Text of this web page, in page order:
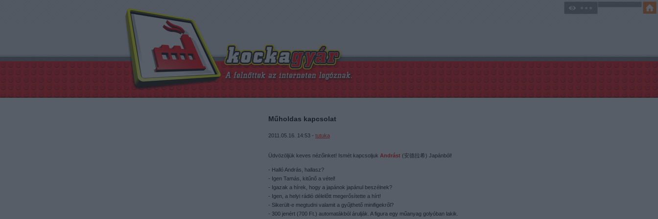
Műholdas kapcsolat
2011.05.16. 14:53 - tutuka
Üdvözöljük keves nézőinket! Ismét kapcsoljuk Andrást(安德拉希) Japánból!
- Halló András, hallasz?
- Igen Tamás, kitűnő a vétel!
- Igazak a hírek, hogy a japánok japánul beszélnek?
- Igen, a helyi rádió délelőtt megerősítette a hírt!
- Sikerült-e megtudni valamit a gyűjthető minifigekről?
- 300 jenért (700 Ft.) automatákból árulják. A figura egy műanyag golyóban lakik.